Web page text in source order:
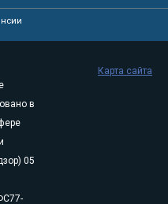
в
05
Карта сайта